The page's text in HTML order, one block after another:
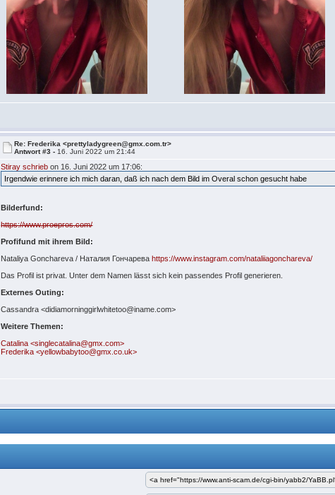
Re: Frederika <prettyladygreen@gmx.com.tr>
Antwort #3 - 16. Juni 2022 um 21:44
Stiray schrieb on 16. Juni 2022 um 17:06:
Irgendwie erinnere ich mich daran, daß ich nach dem Bild im Overal schon gesucht habe
Bilderfund:
https://www.proepros.com/
Profifund mit ihrem Bild:
Nataliya Gonchareva / Наталия Гончареваhttps://www.instagram.com/nataliiagonchareva/
Das Profil ist privat. Unter dem Namen lässt sich kein passendes Profil generieren.
Externes Outing:
Cassandra <didiamorninggirlwhitetoo@iname.com>
Weitere Themen:
Catalina <singlecatalina@gmx.com>
Frederika <yellowbabytoo@gmx.co.uk>